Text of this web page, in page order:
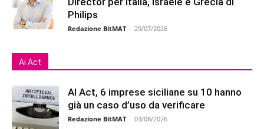
Philips
Redazione BitMAT - 29/07/2026
Ai Act
AI Act, 6 imprese siciliane su 10 hanno
già un caso d’uso da verificare
Redazione BitMAT - 03/08/2026